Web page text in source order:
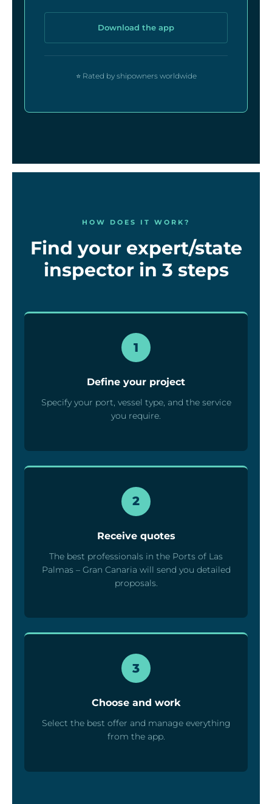
Download the app
⭐ Rated by shipowners worldwide
HOW DOES IT WORK?
Find your expert/state
inspector in 3 steps
1
Define your project
Specify your port, vessel type, and the service
you require.
2
Receive quotes
The best professionals in the Ports of Las
Palmas – Gran Canaria will send you detailed
proposals.
3
Choose and work
Select the best offer and manage everything
from the app.